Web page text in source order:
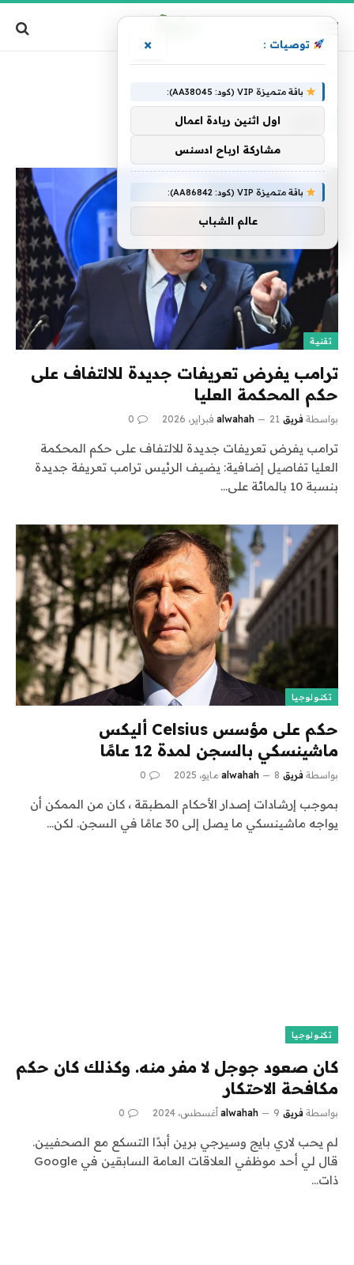
تقنية
ترامب يفرض تعريفات جديدة للالتفاف على
حكم المحكمة العليا
بواسطة فريق alwahah 21 فبراير، 2026 0
ترامب يفرض تعريفات جديدة للالتفاف على حكم المحكمة
العليا تفاصيل إضافية: يضيف الرئيس ترامب تعريفة جديدة
بنسبة 10 بالمائة على…
تكنولوجيا
حكم على مؤسس Celsius أليكس
ماشينسكي بالسجن لمدة 12 عامًا
بواسطة فريق alwahah 8 مايو، 2025 0
بموجب إرشادات إصدار الأحكام المطبقة ، كان من الممكن أن
يواجه ماشينسكي ما يصل إلى 30 عامًا في السجن. لكن…
تكنولوجيا
كان صعود جوجل لا مفر منه. وكذلك كان حكم
مكافحة الاحتكار
بواسطة فريق alwahah 9 أغسطس، 2024 0
لم يحب لاري بايج وسيرجي برين أبدًا التسكع مع الصحفيين.
قال لي أحد موظفي العلاقات العامة السابقين في Google
ذات…
توصيات : ×
باقة متميزة VIP (كود: AA38045):
اول اثنين ريادة اعمال
مشاركة ارباح ادسنس
باقة متميزة VIP (كود: AA86842):
عالم الشباب